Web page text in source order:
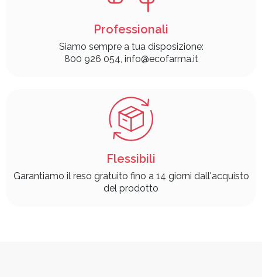
Professionali
Siamo sempre a tua disposizione:
800 926 054, info@ecofarma.it
Flessibili
Garantiamo il reso gratuito fino a 14 giorni dall'acquisto
del prodotto